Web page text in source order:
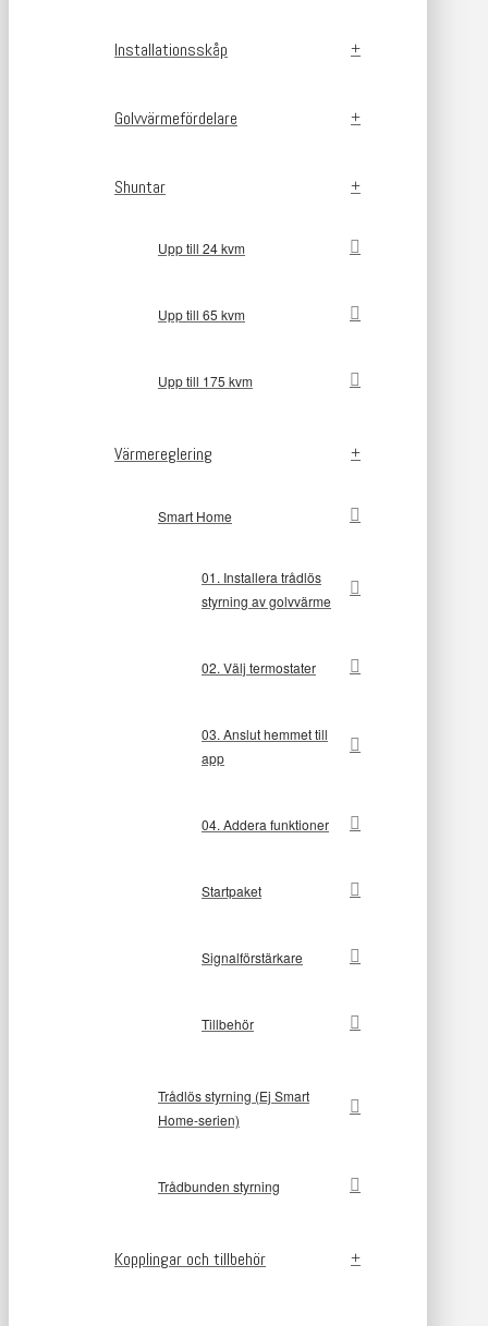
Installationsskåp
Golvvärmefördelare
Shuntar
Upp till 24 kvm
Upp till 65 kvm
Upp till 175 kvm
Värmereglering
Smart Home
01. Installera trådlös
styrning av golvvärme
02. Välj termostater
03. Anslut hemmet till
app
04. Addera funktioner
Startpaket
Signalförstärkare
Tillbehör
Trådlös styrning (Ej Smart
Home-serien)
Trådbunden styrning
Kopplingar och tillbehör